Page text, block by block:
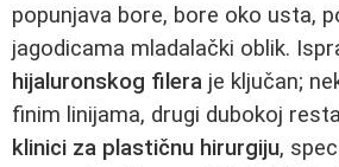
popunjava bore, bore oko usta,
jagodicama mladalački oblik.
hijaluronskog filera je ključan;
finim linijama, drugi dubokoj
klinici za plastičnu hirurgiju,